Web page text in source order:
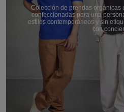
Colección de prendas orgánicas
confeccionadas para una
estilos contemporáneos y sin
con